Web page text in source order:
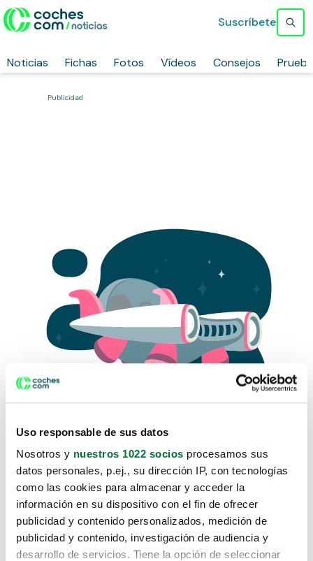
Uso responsable de sus datos
Nosotros y nuestros 1022 socios procesamos sus
datos personales, p.ej., su dirección IP, con tecnologías
como las cookies para almacenar y acceder la
información en su dispositivo con el fin de ofrecer
publicidad y contenido personalizados, medición de
publicidad y contenido, investigación de audiencia y
desarrollo de servicios. Tiene la opción de seleccionar
Noticias Fichas Fotos Vídeos Consejos
Suscríbete
Publicidad
Lo sentimos, no sabemos como
te hemos traido hasta aquí.